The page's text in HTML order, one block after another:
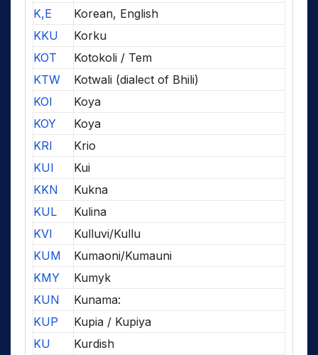
K,E
Korean, English
KKU
Korku
KOT
Kotokoli / Tem
KTW
Kotwali (dialect of Bhili)
KOI
Koya
KOY
Koya
KRI
Krio
KUI
Kui
KKN
Kukna
KUL
Kulina
KVI
Kulluvi/Kullu
KUM
Kumaoni/Kumauni
KMY
Kumyk
KUN
Kunama:
KUP
Kupia / Kupiya
KU
Kurdish